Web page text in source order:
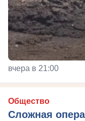
вчера в 21:00
Общество
Сложная